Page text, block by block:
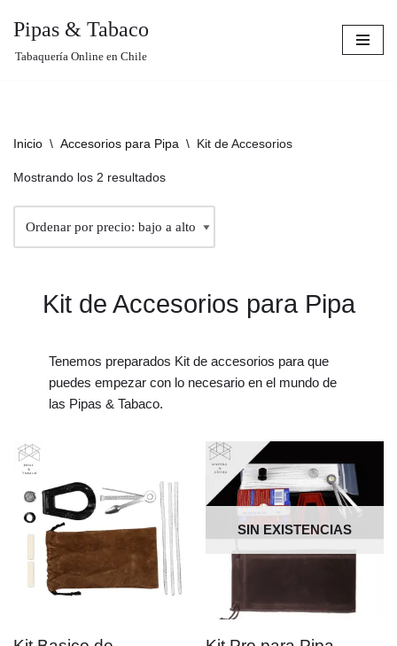
Pipas & Tabaco
Tabaquería Online en Chile
Inicio \ Accesorios para Pipa \ Kit de Accesorios
Mostrando los 2 resultados
Kit de Accesorios para Pipa
Tenemos preparados Kit de accesorios para que
puedes empezar con lo necesario en el mundo de
las Pipas & Tabaco.
SIN EXISTENCIAS